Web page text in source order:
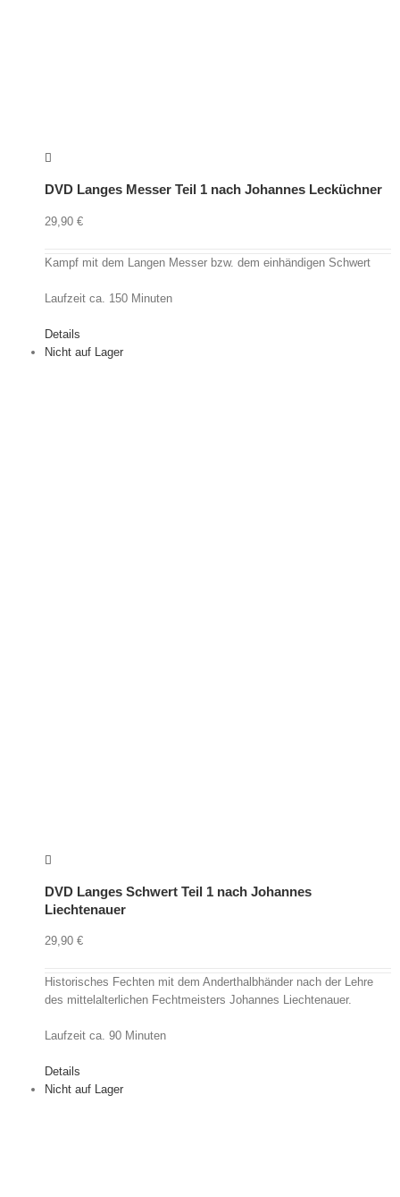
DVD Langes Messer Teil 1 nach Johannes Lecküchner
29,90 €
Kampf mit dem Langen Messer bzw. dem einhändigen Schwert
Laufzeit ca. 150 Minuten
Details
Nicht auf Lager
DVD Langes Schwert Teil 1 nach Johannes
Liechtenauer
29,90 €
Historisches Fechten mit dem Anderthalbhänder nach der Lehre
des mittelalterlichen Fechtmeisters Johannes Liechtenauer.
Laufzeit ca. 90 Minuten
Details
Nicht auf Lager